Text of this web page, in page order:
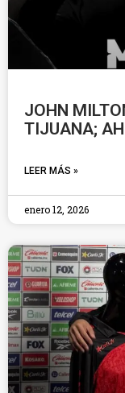
JOHN
TIJUANA;
LEER MÁS »
enero 12, 2026